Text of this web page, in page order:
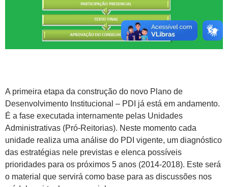
A primeira etapa da construção do novo Plano de
Desenvolvimento Institucional – PDI já está em andamento.
É a fase executada internamente pelas Unidades
Administrativas (Pró-Reitorias). Neste momento cada
unidade realiza uma análise do PDI vigente, um diagnóstico
das estratégias nele previstas e elenca possíveis
prioridades para os próximos 5 anos (2014-2018). Este será
o material que servirá como base para as discussões nos